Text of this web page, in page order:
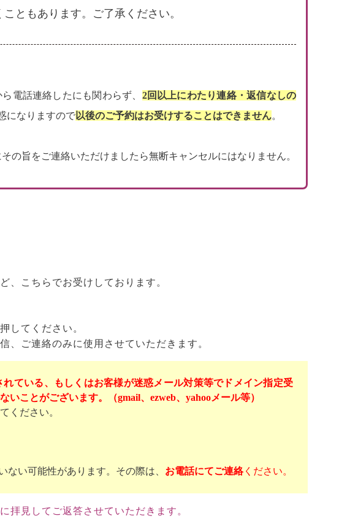
ともあります。ご了承ください。
電話連絡したにも関わらず、 2回以上にわたり連絡・返信なしの
になりますので以後のご予約はお受けすることはできません。
の旨をご連絡いただけましたら無断キャンセルにはなりません。
、こちらでお受けしております。
してください。
、ご連絡のみに使用させていただきます。
ている、もしくはお客様が迷惑メール対策等でドメイン指定受
ことがございます。（gmail、ezweb、yahooメール等）
ください。
い可能性があります。その際は、 お電話にてご連絡ください。
拝見してご返答させていただきます。